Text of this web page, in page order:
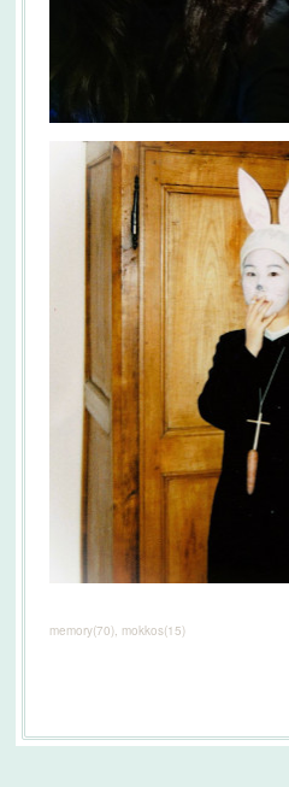
memory(70) mokkos(15)